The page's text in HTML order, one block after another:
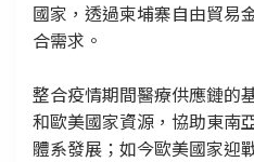
國家，透過柬埔寨自由貿易
合需求。
整合疫情期間醫療供應鏈的
和歐美國家資源，協助東南
體系發展；如今歐美國家迎